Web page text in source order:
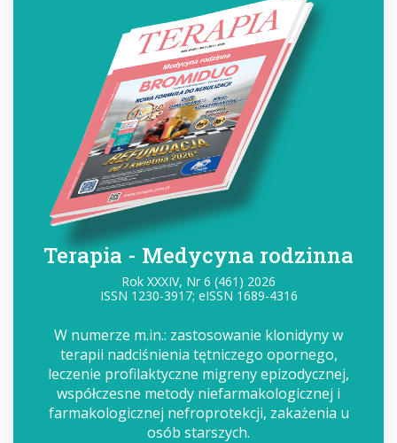
Terapia - Medycyna rodzinna
Rok XXXIV, Nr 6 (461) 2026
ISSN 1230-3917; eISSN 1689-4316
W numerze m.in.: zastosowanie klonidyny w
terapii nadciśnienia tętniczego opornego,
leczenie profilaktyczne migreny epizodycznej,
współczesne metody niefarmakologicznej i
farmakologicznej nefroprotekcji, zakażenia u
osób starszych.